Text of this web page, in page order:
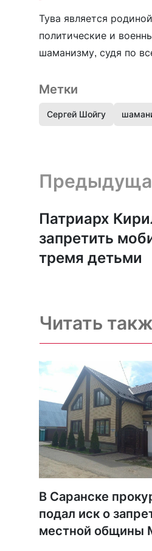
Тува является
политические и
шаманизму, судя по
Метки
Сергей Шойгу
Предыдущая запись и
Патриарх
запретить
тремя детьми
Читать
В Саранске
подал иск о
местной общины